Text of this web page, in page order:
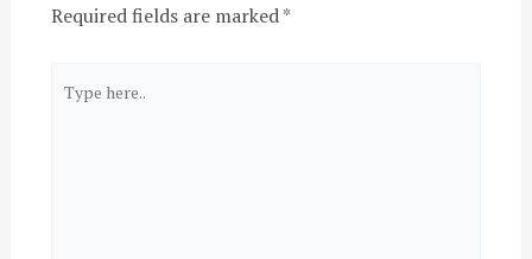
Required fields are marked*
Type